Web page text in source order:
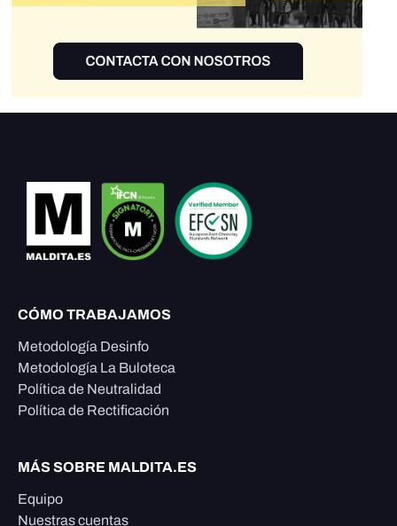
CÓMO TRABAJAMOS
Metodología Desinfo
Metodología La Buloteca
Política de Neutralidad
Política de Rectificación
MÁS SOBRE MALDITA.ES
Equipo
Nuestras cuentas